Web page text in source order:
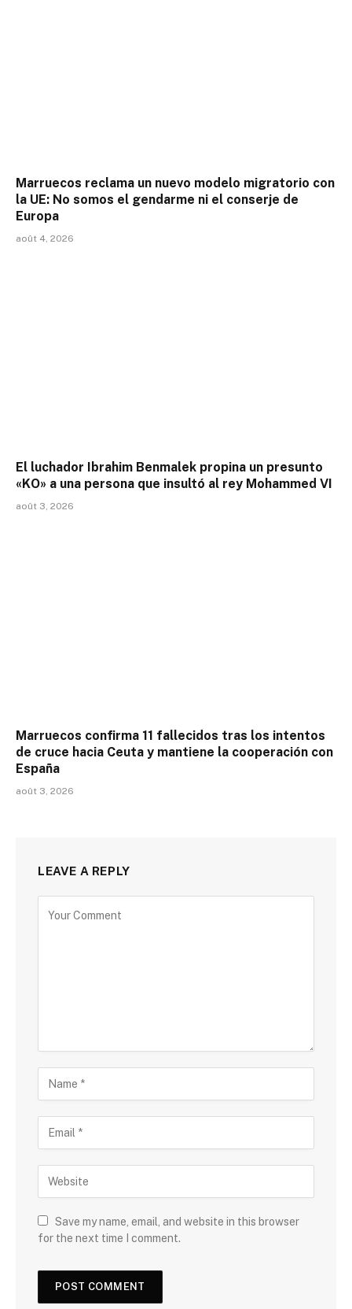
Marruecos reclama un nuevo modelo migratorio con
la UE: No somos el gendarme ni el conserje de
Europa
août 4, 2026
El luchador Ibrahim Benmalek propina un presunto
«KO» a una persona que insultó al rey Mohammed VI
août 3, 2026
Marruecos confirma 11 fallecidos tras los intentos
de cruce hacia Ceuta y mantiene la cooperación con
España
août 3, 2026
LEAVE A REPLY
Save my name, email, and website in this browser
for the next time I comment.